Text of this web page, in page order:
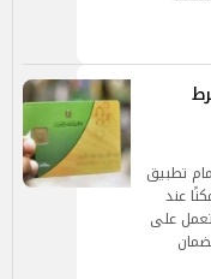
تطبيق
عند
تعمل على